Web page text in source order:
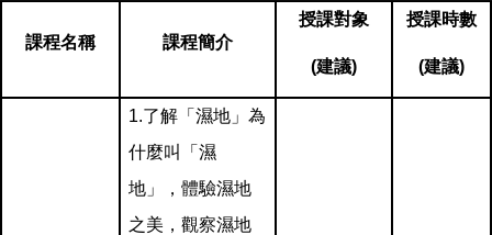
課程名稱 課程簡介
授課對象
(建議)
授課時數
(建議)
1.了解「濕地」為
什麼叫「濕
地」，體驗濕地
之美，觀察濕地